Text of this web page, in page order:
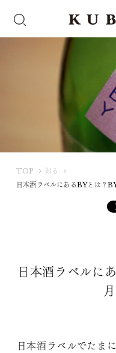
TOP
U
知る
日本酒ラベルにあるBYとは？
日本酒ラベルに
日本酒ラベルでたま